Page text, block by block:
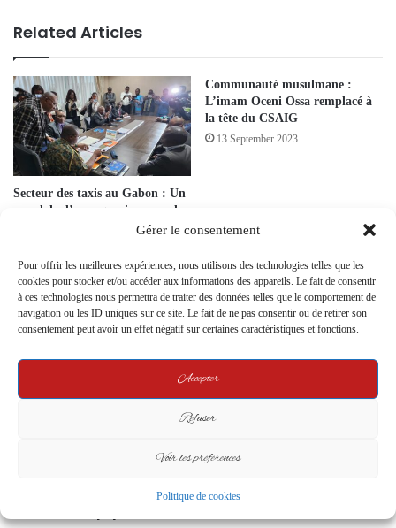
Gérer le consentement
Pour offrir les meilleures expériences, nous utilisons des technologies telles que les
cookies pour stocker et/ou accéder aux informations des appareils. Le fait de consentir
à ces technologies nous permettra de traiter des données telles que le comportement de
navigation ou les ID uniques sur ce site. Le fait de ne pas consentir ou de retirer son
consentement peut avoir un effet négatif sur certaines caractéristiques et fonctions.
Accepter
Refuser
Voir les préférences
Politique de cookies
Related Articles
Secteur des taxis au Gabon : Un
scandale d’escroquerie secoue le
Communauté musulmane :
L’imam Oceni Ossa remplacé à
la tête du CSAIG
13 September 2023
Grève illimitée à la CNNII : 19
mois de salaires impayés, le SOS
Crise SEEG : Problèmes
d’Approvisionnement en Eau et
Électricité